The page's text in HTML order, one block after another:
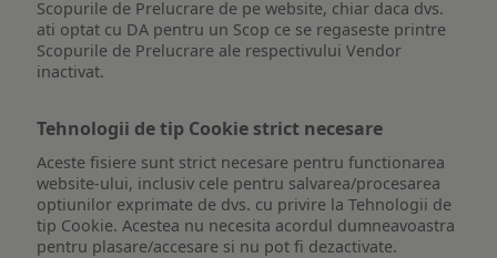
Scopurile de Prelucrare de pe website, chiar daca dvs.
ati optat cu DA pentru un Scop ce se regaseste printre
Scopurile de Prelucrare ale respectivului Vendor
inactivat.
Tehnologii de tip Cookie strict necesare
Aceste fisiere sunt strict necesare pentru functionarea
website-ului, inclusiv cele pentru salvarea/procesarea
optiunilor exprimate de dvs. cu privire la Tehnologii de
tip Cookie. Acestea nu necesita acordul dumneavoastra
pentru plasare/accesare si nu pot fi dezactivate.